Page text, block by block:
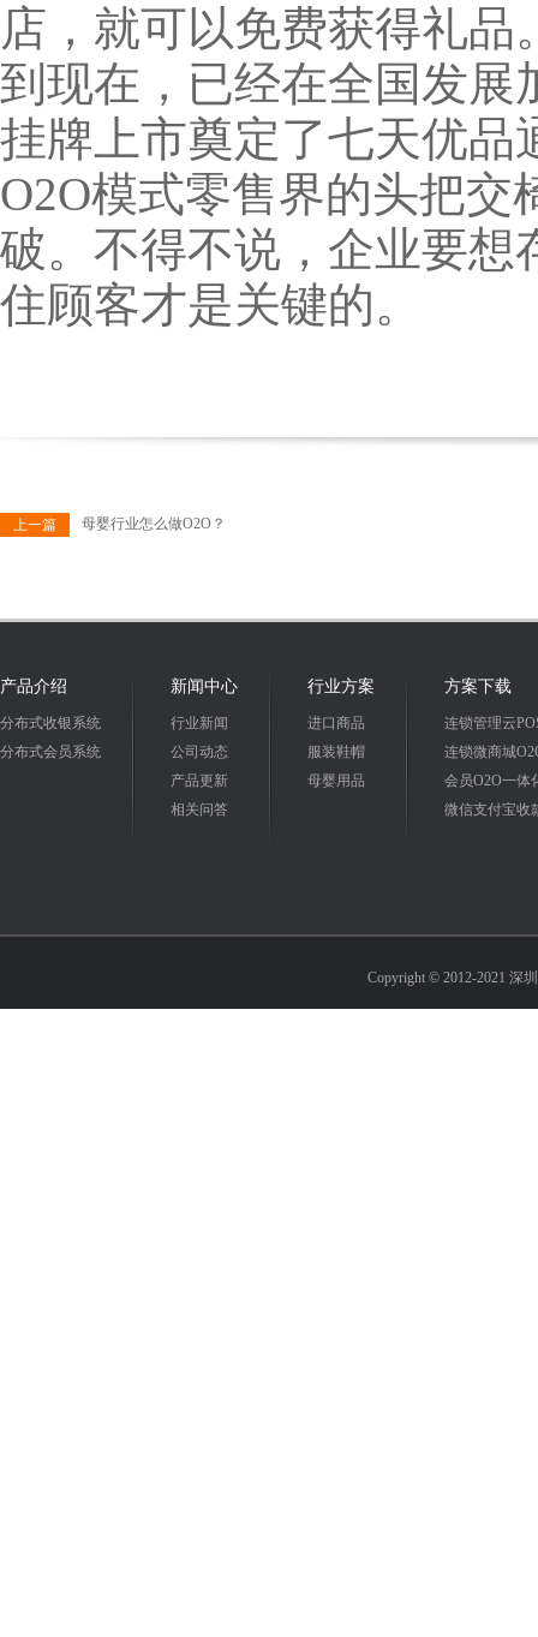
店，就可以免费获得礼品
到现在，已经在全国发展
挂牌上市奠定了七天优品
O2O模式零售界的头把
破。不得不说，企业要想
住顾客才是关键的。
上一篇 母婴行业怎么做O2O？
产品介绍
分布式收银系统
分布式会员系统
新闻中心
行业新闻
公司动态
产品更新
相关问答
行业方案
进口商品
服装鞋帽
母婴用品
方案下载
连锁管理云
连锁微商城
会员O2O一体
微信支付宝收
Copyright © 2012-2021 深